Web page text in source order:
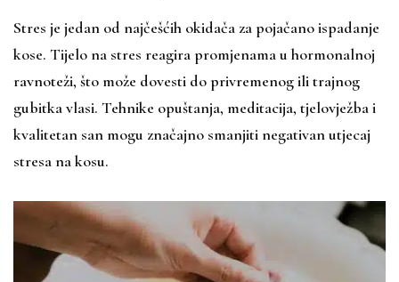
Stres je jedan od najčešćih okidača za pojačano ispadanje
kose. Tijelo na stres reagira promjenama u hormonalnoj
ravnoteži, što može dovesti do privremenog ili trajnog
gubitka vlasi. Tehnike opuštanja, meditacija, tjelovježba i
kvalitetan san mogu značajno smanjiti negativan utjecaj
stresa na kosu.